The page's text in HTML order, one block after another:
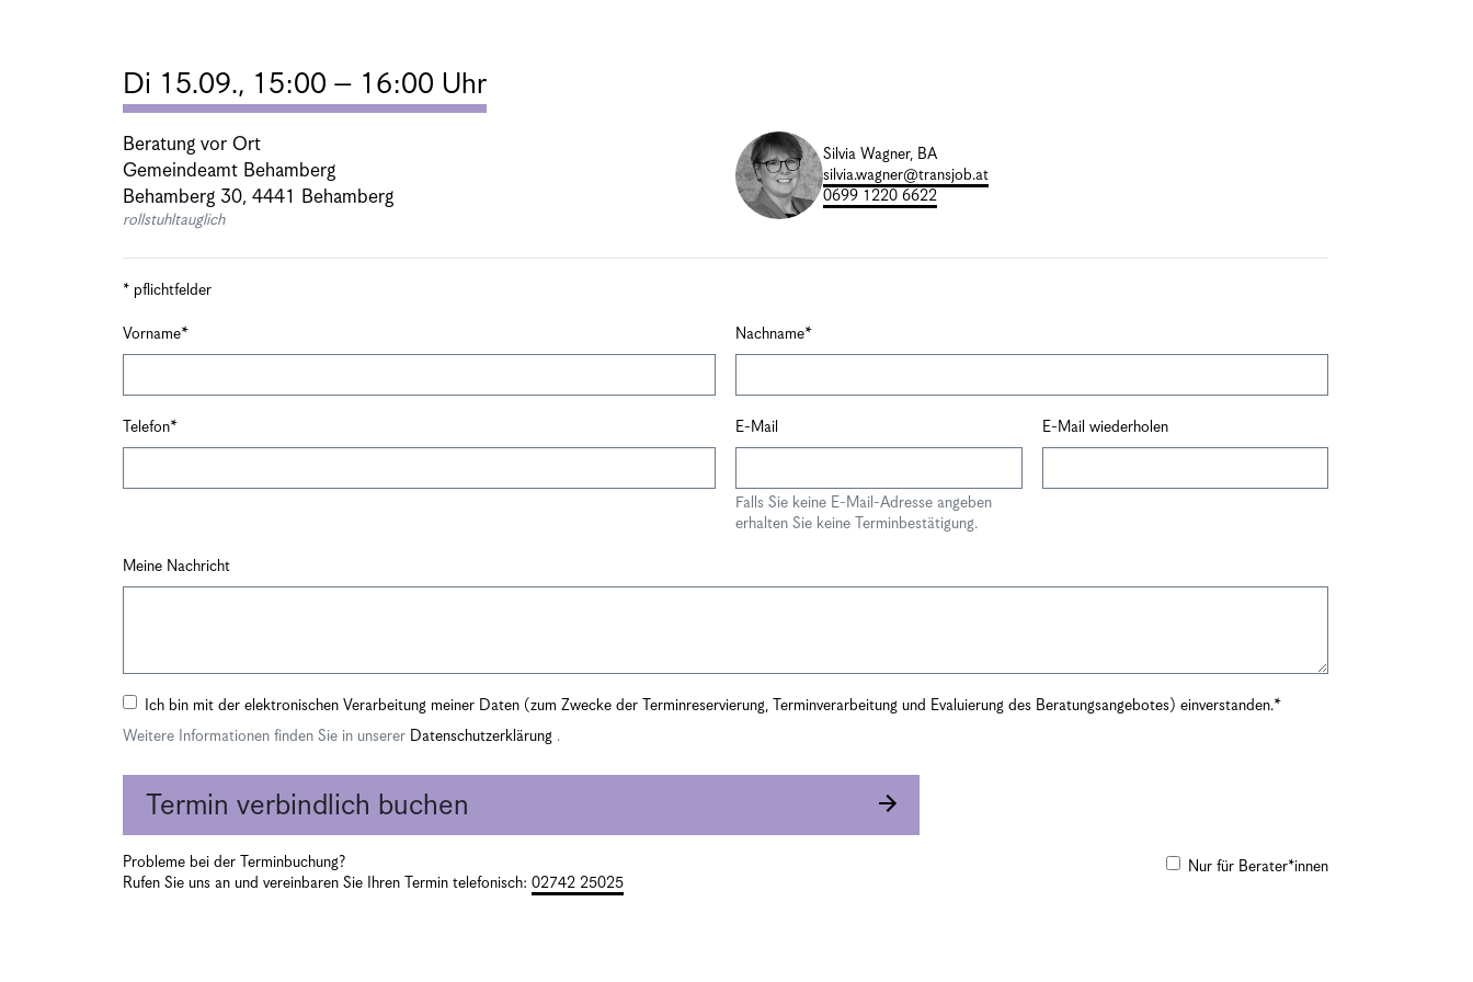
Di 15.09., 15:00 – 16:00 Uhr
Beratung vor Ort
Gemeindeamt Behamberg
Behamberg 30, 4441 Behamberg
rollstuhltauglich
Silvia Wagner, BA
silvia.wagner@transjob.at
0699 1220 6622
* pflichtfelder
Vorname Nachname
Telefon E-Mail
Falls Sie keine E-Mail-Adresse angeben
erhalten Sie keine Terminbestätigung.
E-Mail wiederholen
Meine Nachricht
Ich bin mit der elektronischen Verarbeitung meiner Daten (zum Zwecke der Terminreservierung, Terminverarbeitung und Evaluierung des Beratungsangebotes) einverstanden.
Weitere Informationen finden Sie in unserer Datenschutzerklärung .
Termin verbindlich buchen
Probleme bei der Terminbuchung?
Rufen Sie uns an und vereinbaren Sie Ihren Termin telefonisch: 02742 25025
Nur für Berater*innen